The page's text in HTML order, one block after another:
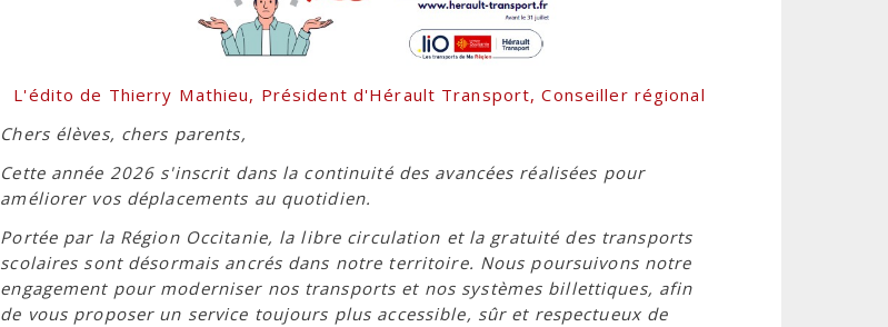
L'édito de Thierry Mathieu, Président d'Hérault Transport, Conseiller régional
Chers élèves, chers parents,
Cette année 2026 s'inscrit dans la continuité des avancées réalisées pour
améliorer vos déplacements au quotidien.
Portée par la Région Occitanie, la libre circulation et la gratuité des transports
scolaires sont désormais ancrés dans notre territoire. Nous poursuivons notre
engagement pour moderniser nos transports et nos systèmes billettiques, afin
de vous proposer un service toujours plus accessible, sûr et respectueux de